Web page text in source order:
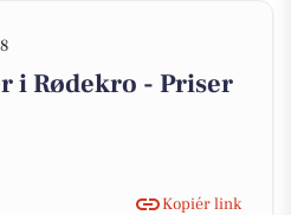
i Rødekro - Priser
Kopiér link